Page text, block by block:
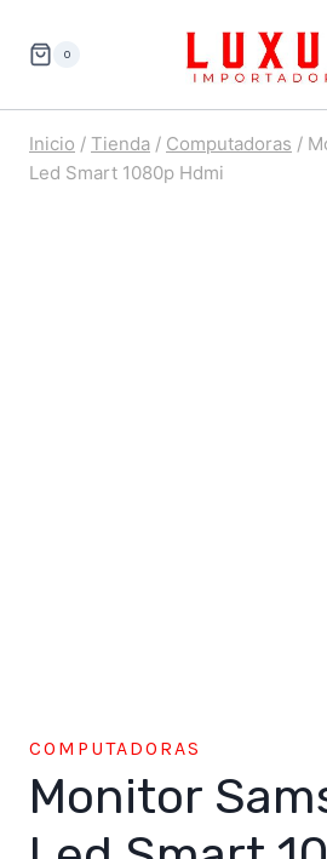
0
Inicio / Tienda / Computadoras /
Led Smart 1080p Hdmi
COMPUTADORAS
Monitor